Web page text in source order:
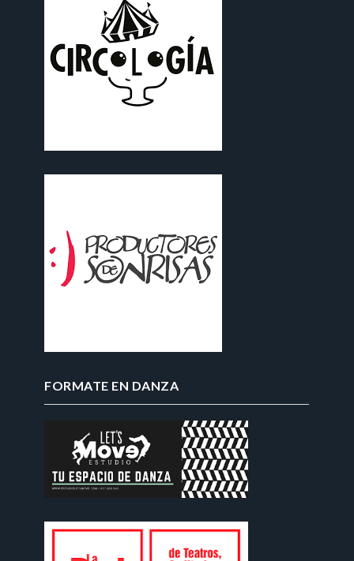
FORMATE EN DANZA